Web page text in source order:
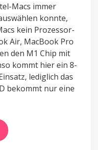
Macs immer
konnte,
kein Prozessor-
Air, MacBook Pro
den M1 Chip mit
kommt hier ein 8-
lediglich das
bekommt nur eine